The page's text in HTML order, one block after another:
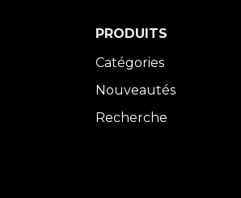
PRODUITS
Catégories
Nouveautés
Recherche